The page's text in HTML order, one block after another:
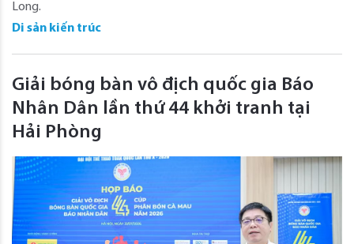
Long.
Di sản kiến trúc
Giải bóng bàn vô địch quốc gia Báo
Nhân Dân lần thứ 44 khởi tranh tại
Hải Phòng